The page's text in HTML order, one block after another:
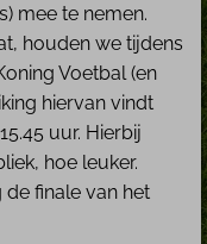
mee te nemen.
houden we tijdens
Voetbal (en
hiervan vindt
uur. Hierbij
hoe leuker.
finale van het